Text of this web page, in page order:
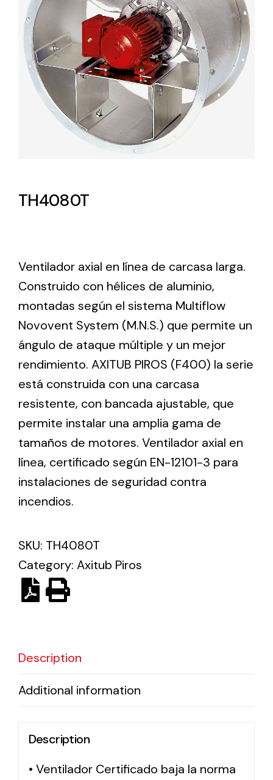
Lighting and Electrical
Equipment
Complete solutions in lighting and electrical
material for each project and need
Amplia gama de ventiladores y equipos de
Ventilation
The incorporation of Novovent into the group
meant a greater offer of ventilation products for
different uses
Iluminación Solar
Variedad de soluciones solares para todo tipo
de necesidades.
Solar lighting
TH4080T
Ventilador axial en línea de carcasa larga.
Construido con hélices de aluminio,
montadas según el sistema Multiflow
Novovent System (M.N.S.) que permite un
ángulo de ataque múltiple y un mejor
rendimiento. AXITUB PIROS (F400) la serie
está construida con una carcasa
resistente, con bancada ajustable, que
permite instalar una amplia gama de
tamaños de motores. Ventilador axial en
línea, certificado según EN-12101-3 para
instalaciones de seguridad contra
incendios.
SKU: TH4080T
Category: Axitub Piros
Description
Additional information
Description
• Ventilador Certificado baja la norma